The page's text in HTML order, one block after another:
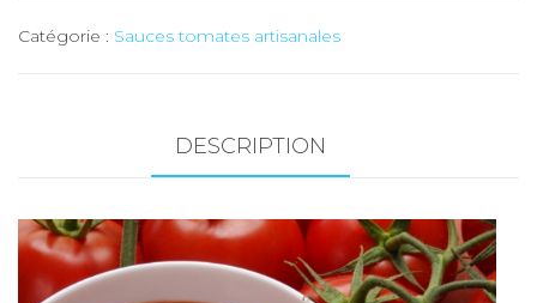
tomate
(Duay
/
Catégorie : Sauces tomates artisanales
DESCRIPTION